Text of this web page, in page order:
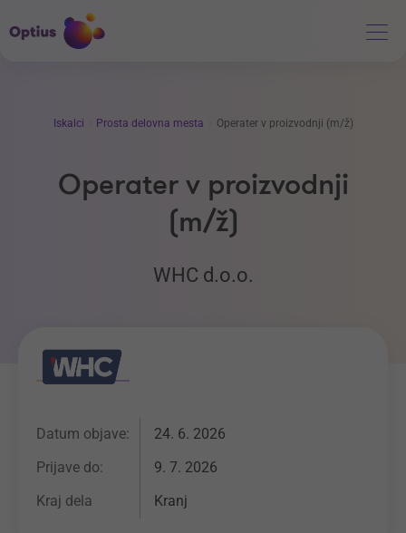
Iskalci Prosta delovna mesta Operater v proizvodnji (m/ž)
Operater v proizvodnji
(m/ž)
WHC d.o.o.
Datum objave:
24. 6. 2026
Prijave do:
9. 7. 2026
Kraj dela
Kranj